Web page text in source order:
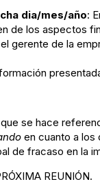
dia/mes/año:
de los aspectos
gerente de la
se hace
en cuanto a
de fracaso en la
REUNIÓN.